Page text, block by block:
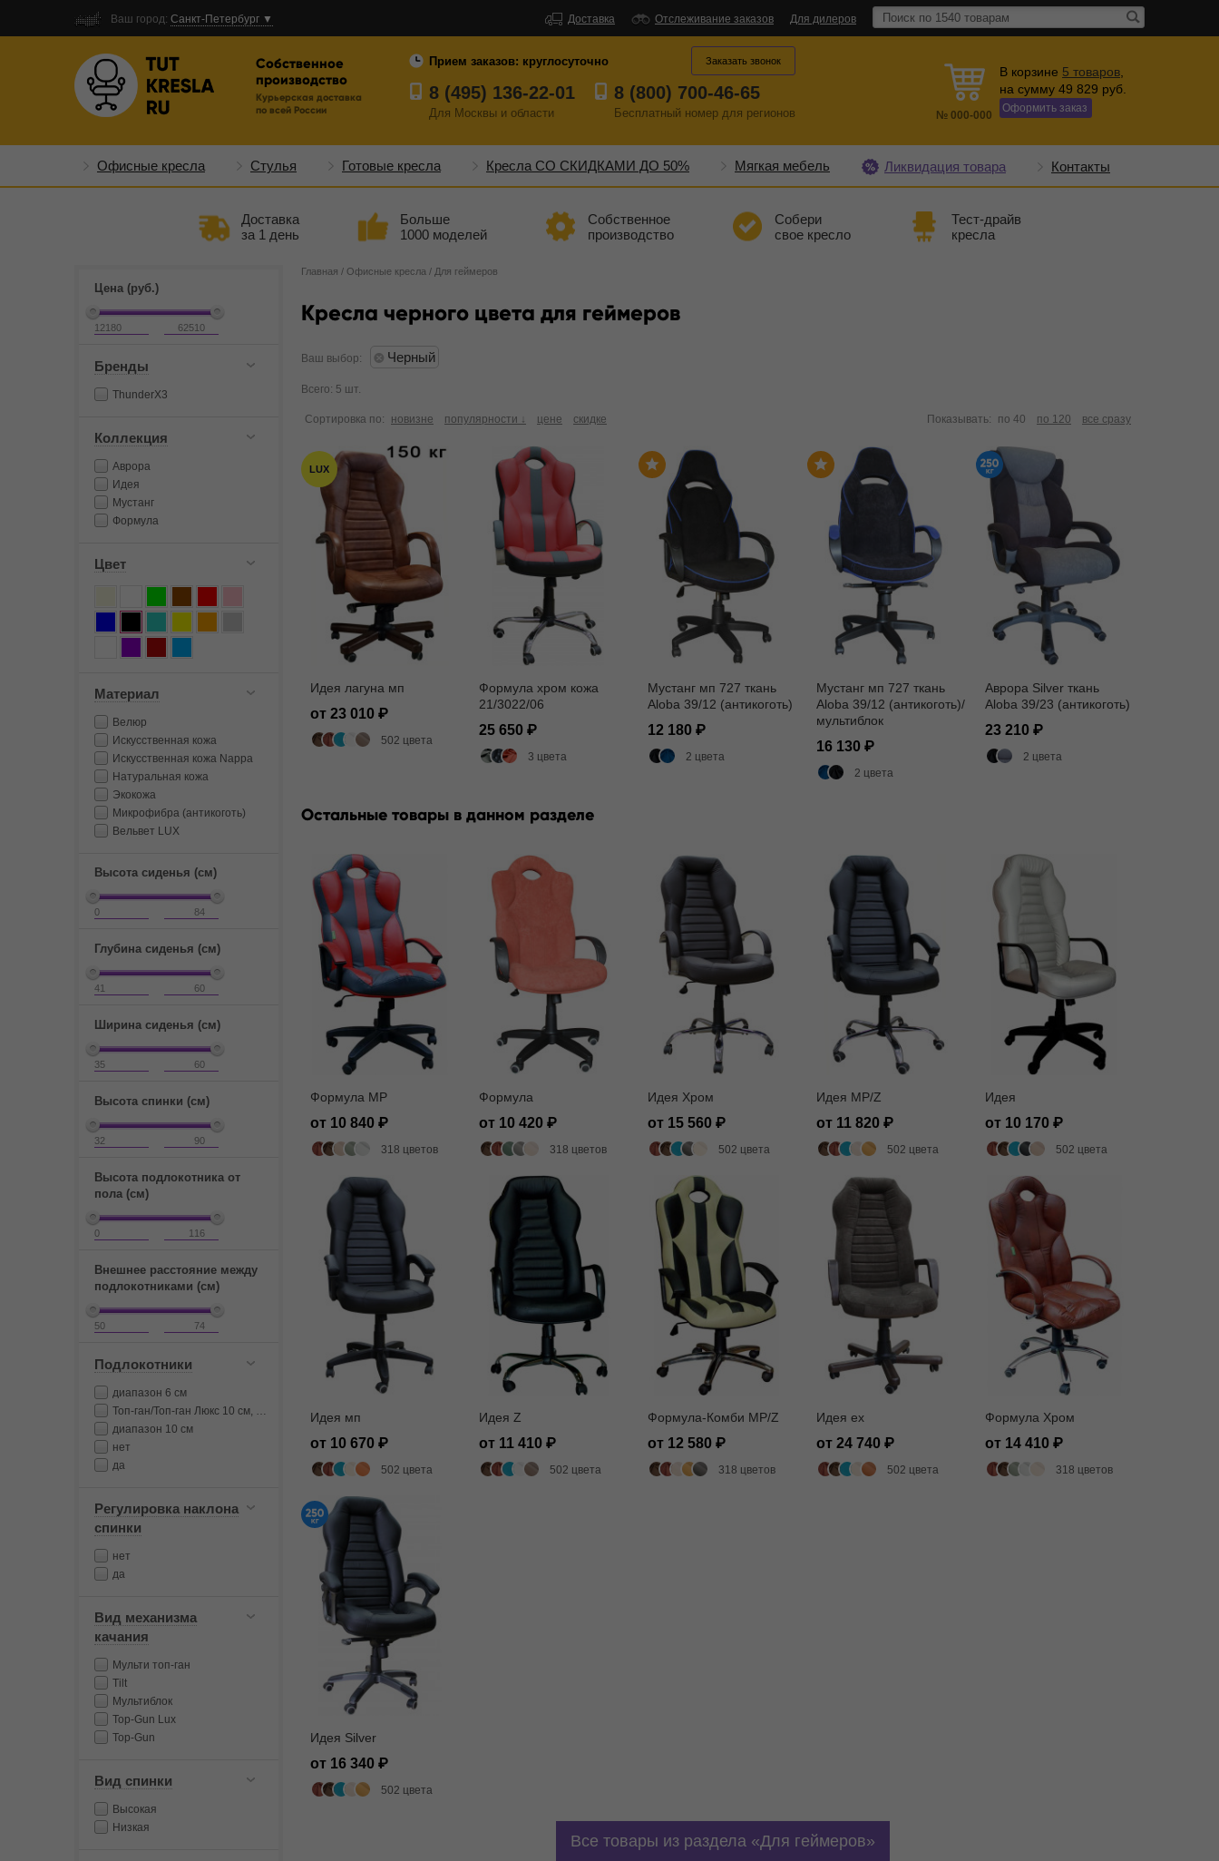
Ваш город: Санкт-Петербург ▼ Доставка Отслеживание заказов Для дилеров
Собственное
производство
Курьерская доставка
по всей России
Прием заказов: круглосуточно
8 (495) 136-22-01
Для Москвы и области
8 (800) 700-46-65
Бесплатный номер для регионов
Заказать звонок
№ 000-000
В корзине 5 товаров
на сумму 49 829 руб.
Оформить заказ
Офисные кресла Стулья Готовые кресла Кресла СО СКИДКАМИ ДО 50% Мягкая мебель Ликвидация товара Контакты
Доставка
за 1 день
Больше
1000 моделей
Собственное
производство
Собери
свое кресло
Тест-драйв
кресла
Цена (руб.)
Бренды
ThunderX3
Коллекция
Аврора
Идея
Мустанг
Формула
Цвет
Материал
Велюр
Искусственная кожа
Искусственная кожа Nappa
Натуральная кожа
Экокожа
Микрофибра (антикоготь)
Вельвет LUX
Высота сиденья (см)
Глубина сиденья (см)
Ширина сиденья (см)
Высота спинки (см)
Высота подлокотника от
пола (см)
Внешнее расстояние между
подлокотниками (см)
Подлокотники
диапазон 6 см
Топ-ган/Топ-ган Люкс 10 см, Мультиблок 6 см
диапазон 10 см
нет
да
Регулировка наклона
спинки
нет
да
Вид механизма
качания
Мульти топ-ган
Tilt
Мультиблок
Top-Gun Lux
Top-Gun
Вид спинки
Высокая
Низкая
Главная / Офисные кресла / Для геймеров
Кресла черного цвета для геймеров
Ваш выбор: Черный
Всего: 5 шт.
Сортировка по: новизне популярности ↓ цене скидке Показывать: по 40 по 120 все сразу
LUX
Идея лагуна мп
от 23 010
502 цвета
Формула хром кожа
21/3022/06
25 650
3 цвета
Мустанг мп 727 ткань
Aloba 39/12 (антикоготь)
12 180
2 цвета
Мустанг мп 727 ткань
Aloba 39/12 (антикоготь)/
мультиблок
16 130
2 цвета
Аврора Silver ткань
Aloba 39/23 (антикоготь)
23 210
2 цвета
Остальные товары в данном разделе
Формула MP
от 10 840
318 цветов
Формула
от 10 420
318 цветов
Идея Хром
от 15 560
502 цвета
Идея MP/Z
от 11 820
502 цвета
Идея
от 10 170
502 цвета
Идея мп
от 10 670
502 цвета
Идея Z
от 11 410
502 цвета
Формула-Комби MP/Z
от 12 580
318 цветов
Идея ех
от 24 740
502 цвета
Формула Хром
от 14 410
318 цветов
Идея Silver
от 16 340
502 цвета
Все товары из раздела Для геймеров